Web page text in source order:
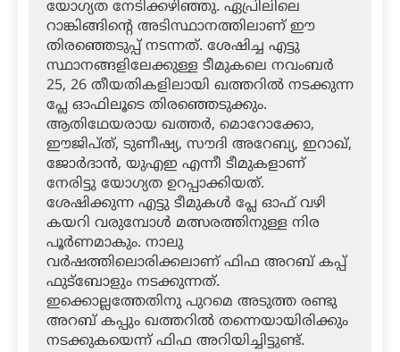
യോഗ്യത നേടിക്കഴിഞ്ഞു. ഏപ്രിലിലെ
റാങ്കിങ്ങിന്റെ അടിസ്ഥാനത്തിലാണ് ഈ
തിരഞ്ഞെടുപ്പ് നടന്നത്. ശേഷിച്ച എട്ടു
സ്ഥാനങ്ങളിലേക്കുള്ള ടീമുകലെ നവംബര്‍
25, 26 തീയതികളിലായി ഖത്തറില്‍ നടക്കുന്ന
പ്ലേ ഓഫിലൂടെ തിരഞ്ഞെടുക്കും.
ആതിഥേയരായ ഖത്തര്‍, മൊറോക്കോ,
ഈജിപ്ത്, ടുണീഷ്യ, സൗദി അറേബ്യ, ഇറാഖ്,
ജോര്‍ദാന്‍, യുഎഇ എന്നീ ടീമുകളാണ്
നേരിട്ടു യോഗ്യത ഉറപ്പാക്കിയത്.
ശേഷിക്കുന്ന എട്ടു ടീമുകള്‍ പ്ലേ ഓഫ് വഴി
കയറി വരുമ്പോള്‍ മത്സരത്തിനുള്ള നിര
പൂര്‍ണമാകും. നാലു
വര്‍ഷത്തിലൊരിക്കലാണ് ഫിഫ അറബ് കപ്പ്
ഫുട്‌ബോളും നടക്കുന്നത്.
ഇക്കൊല്ലത്തേതിനു പുറമെ അടുത്ത രണ്ടു
അറബ് കപ്പും ഖത്തറില്‍ തന്നെയായിരിക്കും
നടക്കുകയെന്ന് ഫിഫ അറിയിച്ചിട്ടുണ്ട്.